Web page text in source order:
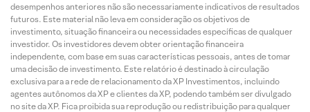
desempenhos anteriores não são necessariamente indicativos de resultados
futuros. Este material não leva em consideração os objetivos de
investimento, situação financeira ou necessidades específicas de qualquer
investidor. Os investidores devem obter orientação financeira
independente, com base em suas características pessoais, antes de tomar
uma decisão de investimento. Este relatório é destinado à circulação
exclusiva para a rede de relacionamento da XP Investimentos, incluindo
agentes autônomos da XP e clientes da XP, podendo também ser divulgado
no site da XP. Fica proibida sua reprodução ou redistribuição para qualquer